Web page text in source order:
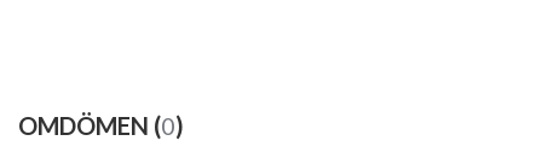
OMDÖMEN (0)